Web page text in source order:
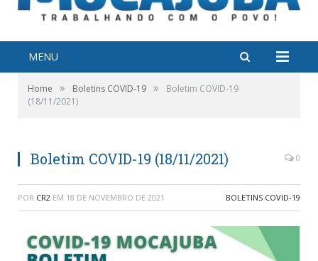
MENU
Home » Boletins COVID-19 »
Boletim COVID-19
(18/11/2021)
Boletim COVID-19 (18/11/2021) 0
POR CR2 EM 18 DE NOVEMBRO DE 2021 BOLETINS COVID-19